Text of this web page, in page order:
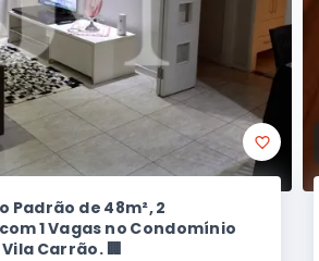
de 48m², 2
1 Vagas no Condomínio
Carrão. 🏢